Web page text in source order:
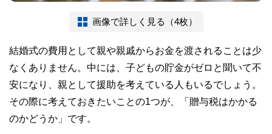
画像で詳しく見る（4枚）
結婚式の費用として親や親戚からお金を渡されることは少
なくありません。中には、子どもの貯金がゼロと聞いて不
安になり、親として援助を考えている人もいるでしょう。
その際に考えておきたいことの1つが、「贈与税はかかる
のかどうか」です。